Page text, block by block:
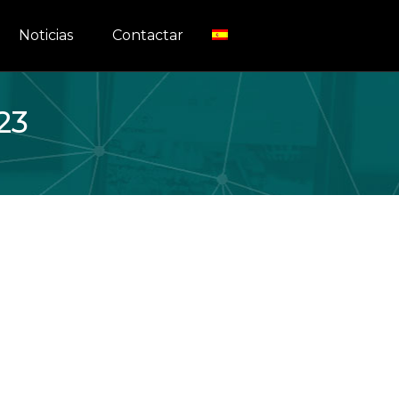
Noticias Contactar